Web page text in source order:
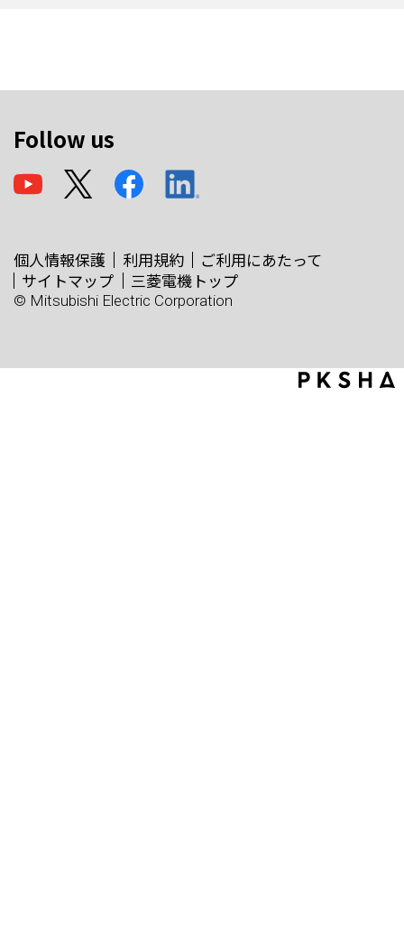
Follow us
個人情報保護 利用規約
ご利用にあたって
サイトマップ
三菱電機トップ
© Mitsubishi Electric Corporation